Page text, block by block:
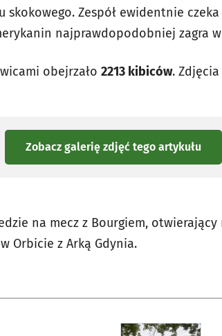
skokowego. Zespół ewidentnie czeka
najprawdopodobniej zagra
obejrzało 2213 kibiców.
Zobacz galerię zdjęć tego artykułu
na mecz z Bourgiem, otwierający
Orbicie z Arką Gdynia.
otworzy się w